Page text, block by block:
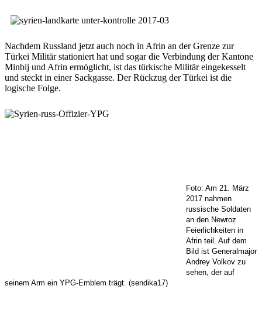
Nachdem Russland jetzt auch noch in Afrin an der Grenze zur
Türkei Militär stationiert hat und sogar die Verbindung der Kantone
Minbij und Afrin ermöglicht, ist das türkische Militär eingekesselt
und steckt in einer Sackgasse. Der Rückzug der Türkei ist die
logische Folge.
Foto: Am 21. März
2017 nahmen
russische Soldaten
an den Newroz
Feierlichkeiten in
Afrin teil. Auf dem
Bild ist Generalmajor
Andrey Volkov zu
sehen, der auf
seinem Arm ein YPG-Emblem trägt. (sendika17)